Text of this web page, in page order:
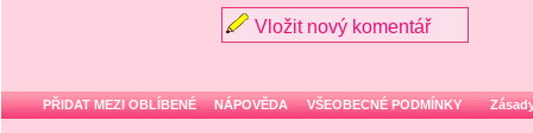
Vložit nový komentář
PŘIDAT MEZI OBLÍBENÉ NÁPOVĚDA VŠEOBECNÉ PODMÍNKY